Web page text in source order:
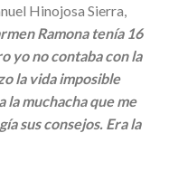
Hinojosa Sierra,
Ramona tenía 16
yo no contaba con la
la vida imposible
la muchacha que me
sus consejos. Era la